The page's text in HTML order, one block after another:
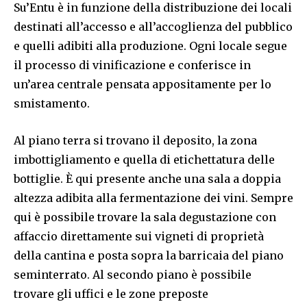
Su’Entu è in funzione della distribuzione dei locali
destinati all’accesso e all’accoglienza del pubblico
e quelli adibiti alla produzione. Ogni locale segue
il processo di vinificazione e conferisce in
un’area centrale pensata appositamente per lo
smistamento.
Al piano terra si trovano il deposito, la zona
imbottigliamento e quella di etichettatura delle
bottiglie. È qui presente anche una sala a doppia
altezza adibita alla fermentazione dei vini. Sempre
qui è possibile trovare la sala degustazione con
affaccio direttamente sui vigneti di proprietà
della cantina e posta sopra la barricaia del piano
seminterrato. Al secondo piano è possibile
trovare gli uffici e le zone preposte